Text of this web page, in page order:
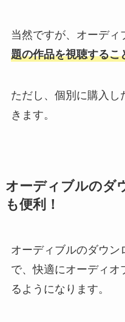
当然ですが、オーディ
題の作品を視聴するこ
ただし、個別に購入し
きます。
オーディブルのダ
も便利！
オーディブルのダウン
で、快適にオーディオ
るようになります。